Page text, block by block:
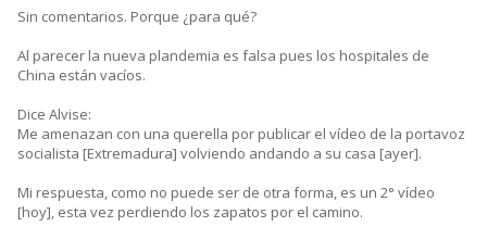
Sin comentarios. Porque ¿para qué?
Al parecer la nueva plandemia es falsa pues los hospitales de
China están vacíos.
Dice Alvise:
Me amenazan con una querella por publicar el vídeo de la portavoz
socialista [Extremadura] volviendo andando a su casa [ayer].
Mi respuesta, como no puede ser de otra forma, es un 2° vídeo
[hoy], esta vez perdiendo los zapatos por el camino.